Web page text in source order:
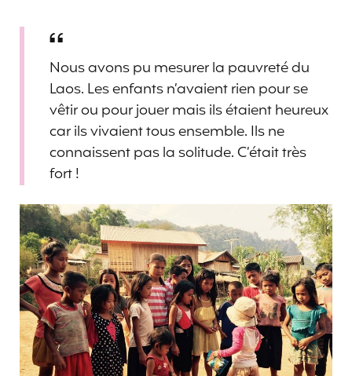
Nous avons pu mesurer la pauvreté du
Laos. Les enfants n’avaient rien pour se
vêtir ou pour jouer mais ils étaient heureux
car ils vivaient tous ensemble. Ils ne
connaissent pas la solitude. C’était très
fort !